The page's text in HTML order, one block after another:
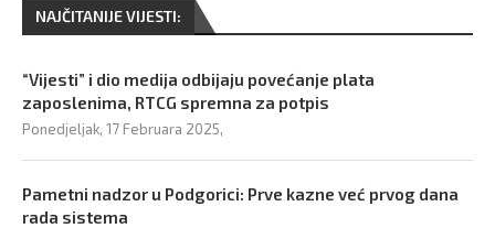
NAJČITANIJE VIJESTI:
“Vijesti” i dio medija odbijaju povećanje plata
zaposlenima, RTCG spremna za potpis
Ponedjeljak, 17 Februara 2025,
Pametni nadzor u Podgorici: Prve kazne već prvog dana
rada sistema